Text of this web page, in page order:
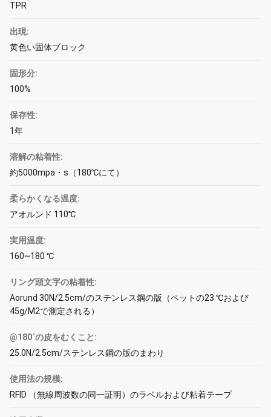
TPR
出現:
黄色い固体ブロック
固形分:
100%
保存性:
1年
溶解の粘着性:
約5000mpa・s（180℃にて）
柔らかくなる温度:
アオルンド 110℃
実用温度:
160~180 ℃
リング頭文字の粘着性:
Aorund 30N/2.5cm/のステンレス鋼の版（ペットの23 ℃および
45g/M2で測定される）
@180˚の皮をむくこと:
25.0N/2.5cm/ステンレス鋼の版のまわり
使用法の規模:
RFID （無線周波数の同一証明）のラベルおよび粘着テープ